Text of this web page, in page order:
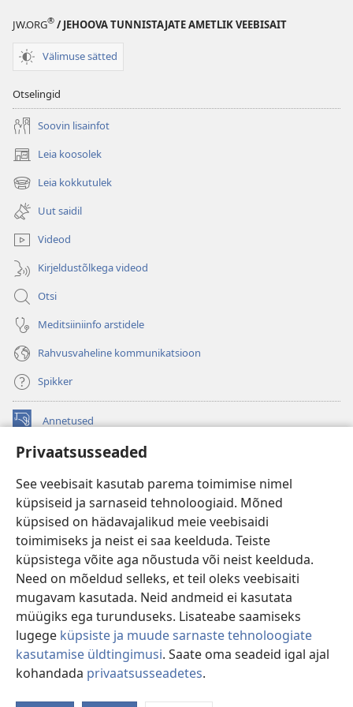
Privaatsusseaded
See veebisait kasutab parema toimimise nimel
küpsiseid ja sarnaseid tehnoloogiaid. Mõned
küpsised on hädavajalikud meie veebisaidi
toimimiseks ja neist ei saa keelduda. Teiste
küpsistega võite aga nõustuda või neist keelduda.
Need on mõeldud selleks, et teil oleks veebisaiti
mugavam kasutada. Neid andmeid ei kasutata
müügiks ega turunduseks. Lisateabe saamiseks
lugege küpsiste ja muude sarnaste tehnoloogiate
kasutamise üldtingimusi. Saate oma seadeid igal ajal
kohandada privaatsusseadetes.
JW.ORG® / JEHOOVA TUNNISTAJATE AMETLIK VEEBISAIT
Välimuse sätted
Otselingid
Soovin lisainfot
Leia koosolek
(avab
uue
akna)
Leia kokkutulek
(avab
uue
akna)
Uut saidil
Videod
Kirjeldustõlkega videod
Otsi
Meditsiiniinfo arstidele
Rahvusvaheline kommunikatsioon
Spikker
Annetused
(avab
akna)
uue
akna) JW Hub
(avab
uue
akna) JW Library
Watchtower Library
Copyright© 2026 Watch Tower Bible and Tract Society of Pennsylvania.
KASUTUSTINGIMUSED|ANDMEKAITSETINGIMUSED
PRIVAATSUSSEADED